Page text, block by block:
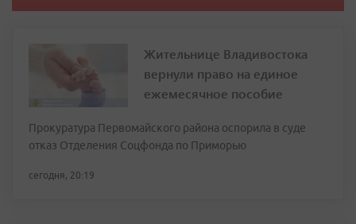
Жительнице Владивостока
вернули право на единое
ежемесячное пособие
Прокуратура Первомайского района оспорила в суде
отказ Отделения Соцфонда по Приморью
сегодня, 20:19